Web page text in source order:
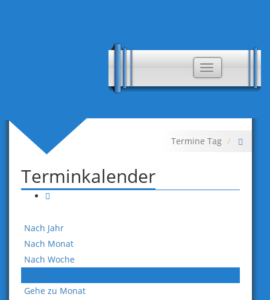
Toggle
navigation
Termine Tag
Terminkalender
Nach Jahr
Nach Monat
Nach Woche
Gehe zu Monat